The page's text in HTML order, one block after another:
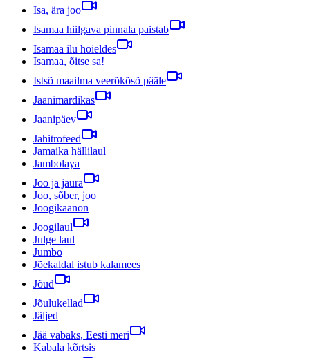
Isa, ära joo
Isamaa hiilgava pinnala paistab
Isamaa ilu hoieldes
Isamaa, õitse sa!
Istsõ maailma veerõkõsõ pääle
Jaanimardikas
Jaanipäev
Jahitrofeed
Jamaika hällilaul
Jambolaya
Joo ja jaura
Joo, sõber, joo
Joogikaanon
Joogilaul
Julge laul
Jumbo
Jõekaldal istub kalamees
Jõud
Jõulukellad
Jäljed
Jää vabaks, Eesti meri
Kabala kõrtsis